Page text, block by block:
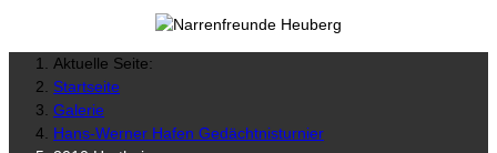
Aktuelle Seite:
Startseite
Galerie
Hans-Werner Hafen Gedächtnisturnier